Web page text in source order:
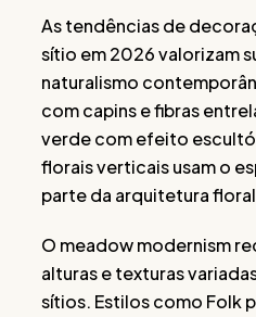
As tendências de
sítio em 2026 valorizam
naturalismo
com capins e fibras
verde com efeito
florais verticais usam o
parte da arquitetura
O meadow modernism
alturas e texturas
sítios. Estilos como Folk